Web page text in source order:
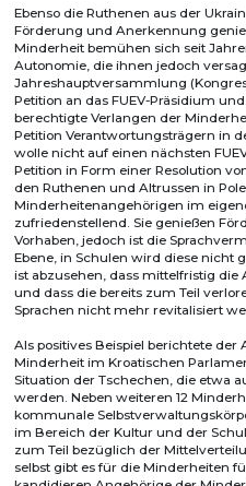
Ebenso die Ruthenen aus der
Förderung und Anerkennung
Minderheit bemühen sich seit
Autonomie, die ihnen jedoch
Jahreshauptversammlung
Petition an das FUEV-Präsidium
berechtigte Verlangen der
Petition Verantwortungsträgern in
wolle nicht auf einen nächsten
Petition in Form einer Resolution
den Ruthenen und Altrussen in
Minderheitenangehörigen im
zufriedenstellend. Sie genießen
Vorhaben, jedoch ist die
Ebene, in Schulen wird diese nicht
ist abzusehen, dass mittelfristig
und dass die bereits zum Teil
Sprachen nicht mehr revitalisiert
Als positives Beispiel berichtete
Minderheit im Kroatischen
Situation der Tschechen, die etwa
werden. Neben weiteren 12
kommunale
im Bereich der Kultur und der
zum Teil bezüglich der
selbst gibt es für die Minderheiten